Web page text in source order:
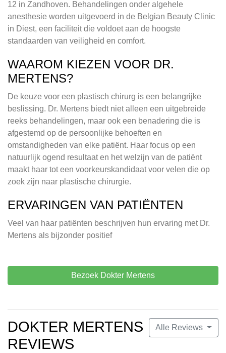
12 in Zandhoven. Behandelingen onder algehele
anesthesie worden uitgevoerd in de Belgian Beauty Clinic
in Diest, een faciliteit die voldoet aan de hoogste
standaarden van veiligheid en comfort.
WAAROM KIEZEN VOOR DR.
MERTENS?
De keuze voor een plastisch chirurg is een belangrijke
beslissing. Dr. Mertens biedt niet alleen een uitgebreide
reeks behandelingen, maar ook een benadering die is
afgestemd op de persoonlijke behoeften en
omstandigheden van elke patiënt. Haar focus op een
natuurlijk ogend resultaat en het welzijn van de patiënt
maakt haar tot een voorkeurskandidaat voor velen die op
zoek zijn naar plastische chirurgie.
ERVARINGEN VAN PATIËNTEN
Veel van haar patiënten beschrijven hun ervaring met Dr.
Mertens als bijzonder positief
Bezoek Dokter Mertens
Alle Reviews
DOKTER MERTENS
REVIEWS